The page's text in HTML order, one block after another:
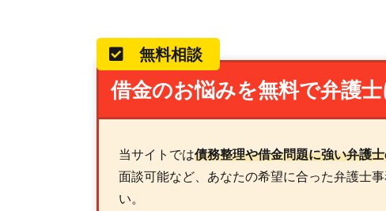
無料相談
借金のお悩みを無料で弁護
当サイトでは債務整理や借金問題に強い弁護
面談可能など、あなたの希望に合った弁護士
い。